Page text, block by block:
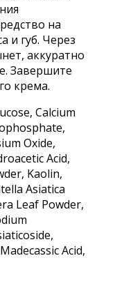
на
и губ. Через
аккуратно
Завершите
крема.
Calcium
Oxide,
Acid,
Kaolin,
Asiatica
Leaf Powder,
Acid,